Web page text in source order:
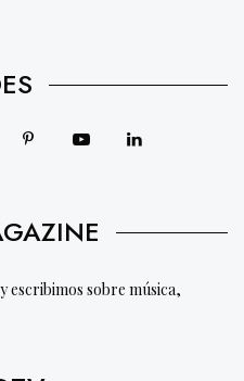
escribimos sobre música,